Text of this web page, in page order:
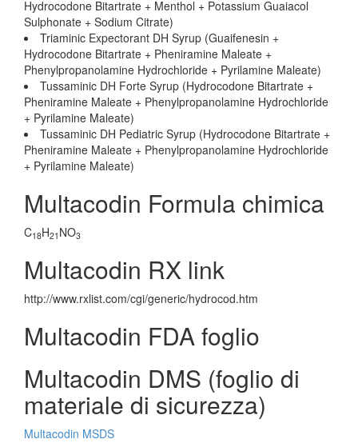
Hydrocodone Bitartrate + Menthol + Potassium Guaiacol
Sulphonate + Sodium Citrate)
Triaminic Expectorant DH Syrup (Guaifenesin +
Hydrocodone Bitartrate + Pheniramine Maleate +
Phenylpropanolamine Hydrochloride + Pyrilamine Maleate)
Tussaminic DH Forte Syrup (Hydrocodone Bitartrate +
Pheniramine Maleate + Phenylpropanolamine Hydrochloride
+ Pyrilamine Maleate)
Tussaminic DH Pediatric Syrup (Hydrocodone Bitartrate +
Pheniramine Maleate + Phenylpropanolamine Hydrochloride
+ Pyrilamine Maleate)
Multacodin Formula chimica
C18H21 NO3
Multacodin RX link
http://www.rxlist.com/cgi/generic/hydrocod.htm
Multacodin FDA foglio
Multacodin DMS (foglio di
materiale di sicurezza)
Multacodin MSDS